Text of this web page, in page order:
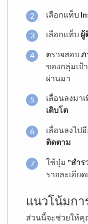
เลือกแท็บ
เลือกแท็บ ผู้
ตรวจสอบ ภ
ของกลุ่มเป้
ผ่านมา
เลื่อนลงมา
เติบโต
เลื่อนลงไป
ติดตาม
ใช้ปุ่ม "สำร
รายละเอียด
แนวโน้มกา
ส่วนนี้จะช่วยให้คุ